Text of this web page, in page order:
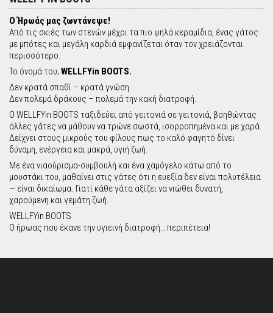
Ο Ήρωάς μας ζωντάνεψε!
Από τις σκιές των στενών μέχρι τα πιο ψηλά κεραμίδια, ένας γάτος
με μπότες και μεγάλη καρδιά εμφανίζεται όταν τον χρειάζονται
περισσότερο.
Το όνομά του; WELLFYin BOOTS.
Δεν κρατά σπαθί – κρατά γνώση.
Δεν πολεμά δράκους – πολεμά την κακή διατροφή.
Ο WELLFYin BOOTS ταξιδεύει από γειτονιά σε γειτονιά, βοηθώντας
άλλες γάτες να μάθουν να τρώνε σωστά, ισορροπημένα και με χαρά.
Δείχνει στους μικρούς του φίλους πως το καλό φαγητό δίνει
δύναμη, ενέργεια και μακρά, υγιή ζωή.
Με ένα νιαούρισμα-συμβουλή και ένα χαμόγελο κάτω από το
μουστάκι του, μαθαίνει στις γάτες ότι η ευεξία δεν είναι πολυτέλεια
— είναι δικαίωμα. Γιατί κάθε γάτα αξίζει να νιώθει δυνατή,
χαρούμενη και γεμάτη ζωή.
WELLFYin BOOTS
Ο ήρωας που έκανε την υγιεινή διατροφή… περιπέτεια!